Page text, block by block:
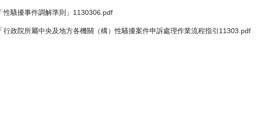
「性騷擾事件調解準則」1130306.pdf
「行政院所屬中央及地方各機關（構）性騷擾案件申訴處理作業流程指引11303.pdf